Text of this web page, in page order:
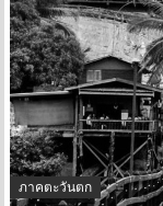
ภาคตะวันตก